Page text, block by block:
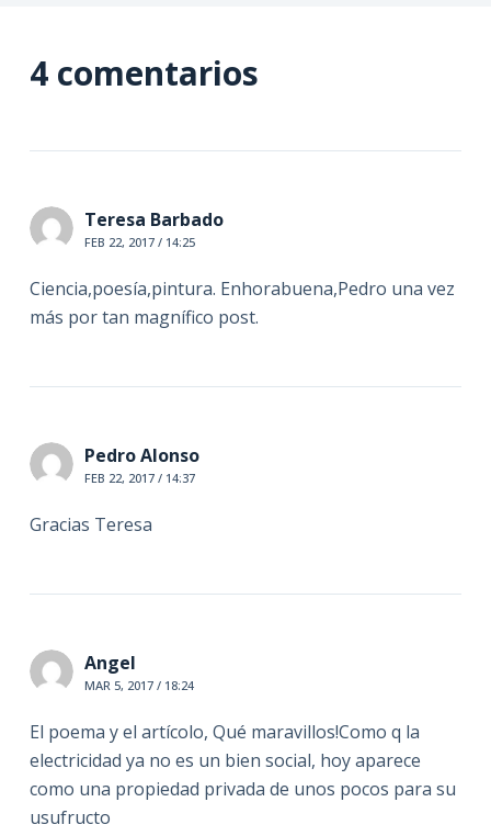
4 comentarios
Teresa Barbado
FEB 22, 2017 / 14:25
Ciencia,poesía,pintura. Enhorabuena,Pedro una vez
más por tan magnífico post.
Pedro Alonso
FEB 22, 2017 / 14:37
Gracias Teresa
Angel
MAR 5, 2017 / 18:24
El poema y el artícolo, Qué maravillos!Como q la
electricidad ya no es un bien social, hoy aparece
como una propiedad privada de unos pocos para su
usufructo